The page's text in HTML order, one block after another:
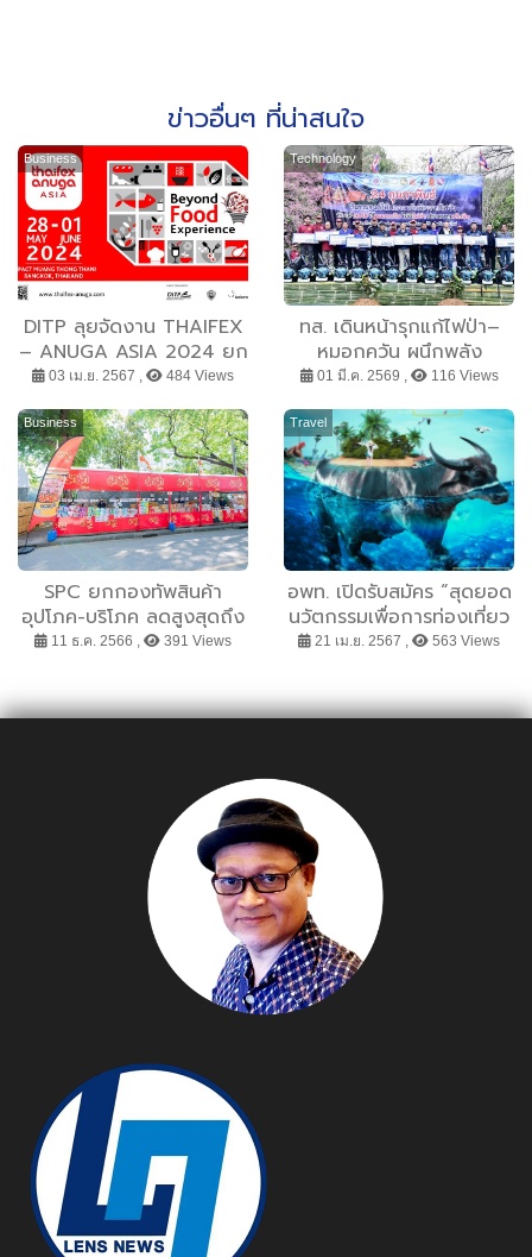
ข่าวอื่นๆ ที่น่าสนใจ
Business
DITP ลุยจัดงาน THAIFEX
– ANUGA ASIA 2024 ยก
ทัพผู้ประกอบการอาหารกว่า
40 ประเทศ ร่วมแสดงสินค้า
28 พ.ค. – 1 มิ.ย. 67
03 เม.ย. 2567 , 484 Views
Technology
ทส. เดินหน้ารุกแก้ไฟป่า–
หมอกควัน ผนึกพลัง
เชียงใหม่ ลดจุดความร้อน
70% สู่เป้าหมาย “ท้องฟ้า
สดใส ไร้หมอกควัน”
01 มี.ค. 2569 , 116 Views
Business
SPC ยกกองทัพสินค้า
อุปโภค-บริโภค ลดสูงสุดถึง
49% ที่บูธ โซน B3 งาน
11 ธ.ค. 2566 , 391 Views
Travel
อพท. เปิดรับสมัคร “สุดยอด
นวัตกรรมเพื่อการท่องเที่ยว
ยั่งยืน” เพื่อพัฒนาลุ่มน้ำ
21 เม.ย. 2567 , 563 Views